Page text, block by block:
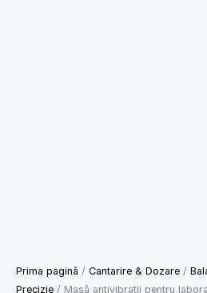
Prima pagină / Cantarire & Dozare /
Precizie / Masă antivibrații pentru